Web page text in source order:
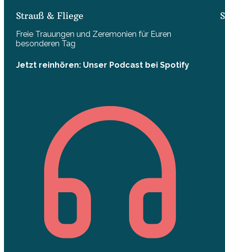
Strauß & Fliege
Freie Trauungen und Zeremonien für Euren
besonderen Tag
Jetzt reinhören: Unser Podcast bei Spotify